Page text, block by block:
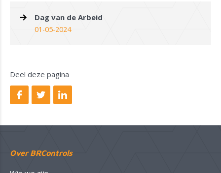
Dag van de Arbeid
01-05-2024
Deel deze pagina
Over BRControls